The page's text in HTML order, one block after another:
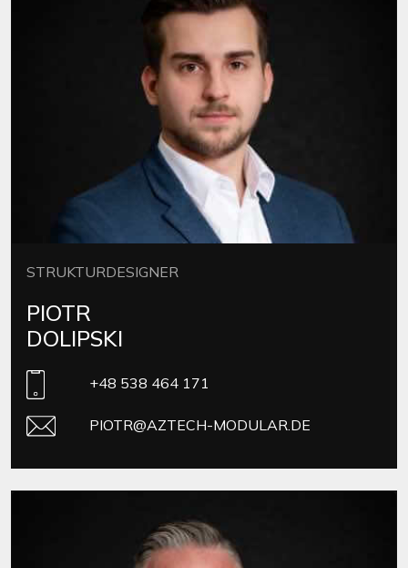
STRUKTURDESIGNER
PIOTR
DOLIPSKI
+48 538 464 171
PIOTR@AZTECH-MODULAR.DE